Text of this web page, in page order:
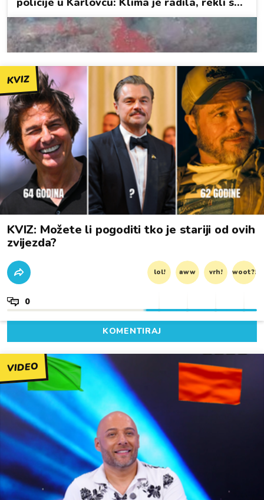
KVIZ
KVIZ: Možete li pogoditi tko je stariji od ovih
zvijezda?
lol! aww vrh! woot?!
0
KOMENTIRAJ
VIDEO